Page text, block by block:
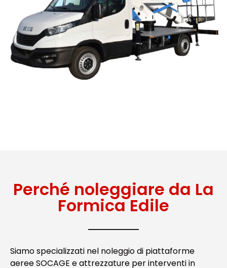
Perché noleggiare da La
Formica Edile
Siamo specializzati nel noleggio di piattaforme
aeree SOCAGE e attrezzature per interventi in